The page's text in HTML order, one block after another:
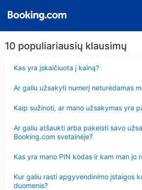
10 populiariausių klausimų
Kas yra įskaičiuota į kainą?
Ar galiu užsakyti numerį neturėdamas
Kaip sužinoti, ar mano užsakymas yra
Ar galiu atšaukti arba pakeisti savo
Booking.com svetainėje?
Kas yra mano PIN kodas ir kam man jo
Kur galiu rasti apgyvendinimo įstaigos
duomenis?